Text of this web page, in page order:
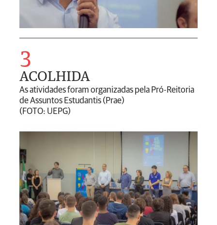
3
ACOLHIDA
As atividades foram organizadas pela Pró-Reitoria
de Assuntos Estudantis (Prae)
(FOTO: UEPG)